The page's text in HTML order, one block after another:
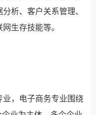
析、客户关系管理、
生存技能等。
，电子商务专业围绕